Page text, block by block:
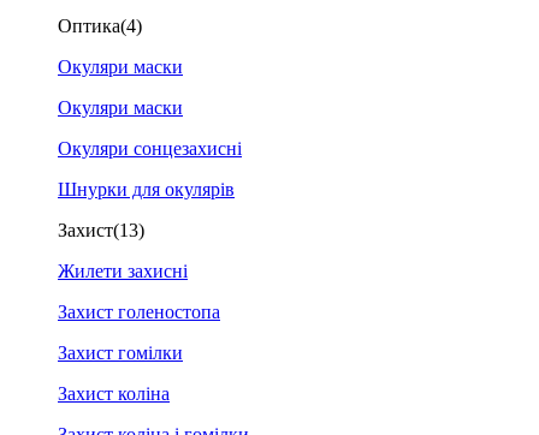
Оптика(4)
Окуляри маски
Окуляри маски
Окуляри сонцезахисні
Шнурки для окулярів
Захист(13)
Жилети захисні
Захист голеностопа
Захист гомілки
Захист коліна